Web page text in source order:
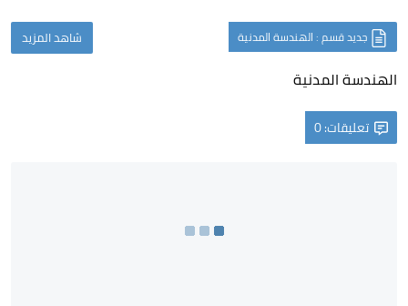
جديد قسم : الهندسة المدنية شاهد المزيد
الهندسة المدنية
تعليقات: 0